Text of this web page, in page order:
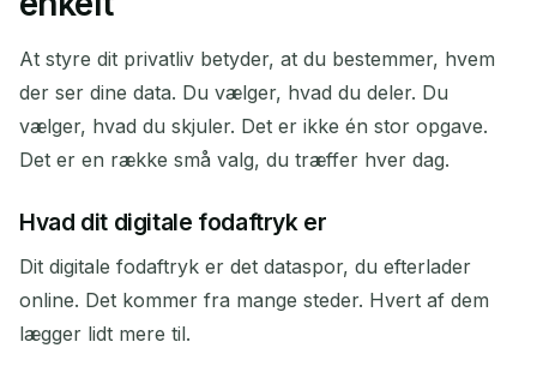
Kopier QR
Slet valgte Skift email Opdater
Næste opdatering om
At styre dit privatliv betyder, at du bestemmer, hvem
der ser dine data. Du vælger, hvad du deler. Du
vælger, hvad du skjuler. Det er ikke én stor opgave.
Det er en række små valg, du træffer hver dag.
Hvad dit digitale fodaftryk er
Dit digitale fodaftryk er det dataspor, du efterlader
online. Det kommer fra mange steder. Hvert af dem
lægger lidt mere til.